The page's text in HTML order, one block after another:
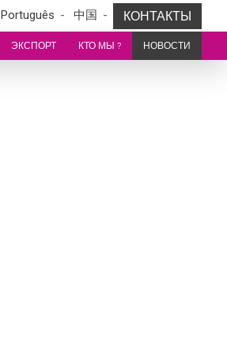
КОНТАКТЫ
Português 中国
ЭКСПОРТ КТО МЫ ? НОВОСТИ